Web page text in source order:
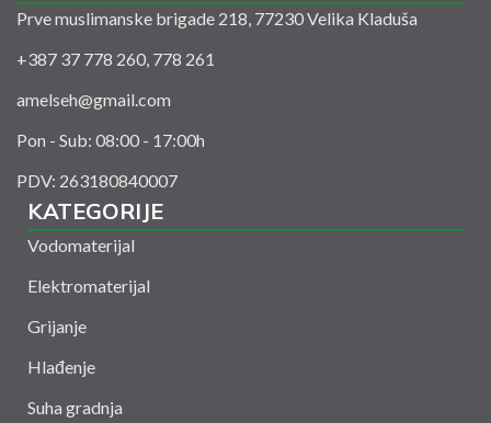
Prve muslimanske brigade 218, 77230 Velika Kladuša
+387 37 778 260, 778 261
amelseh@gmail.com
Pon - Sub: 08:00 - 17:00h
PDV: 263180840007
KATEGORIJE
Vodomaterijal
Elektromaterijal
Grijanje
Hlađenje
Suha gradnja